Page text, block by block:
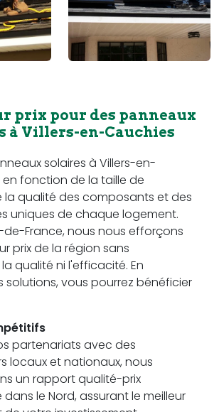
prix pour des panneaux
à Villers-en-Cauchies
solaires à Villers-en-
fonction de la taille de
la qualité des composants et des
uniques de chaque logement.
de-France, nous nous efforçons
prix de la région sans
qualité ni l'efficacité. En
solutions, vous pourrez bénéficier
partenariats avec des
locaux et nationaux, nous
un rapport qualité-prix
le Nord, assurant le meilleur